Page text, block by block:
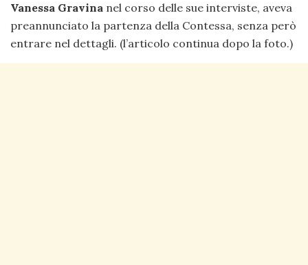
Vanessa Gravina nel corso delle sue interviste, aveva
preannunciato la partenza della Contessa, senza però
entrare nel dettagli. (l’articolo continua dopo la foto.)